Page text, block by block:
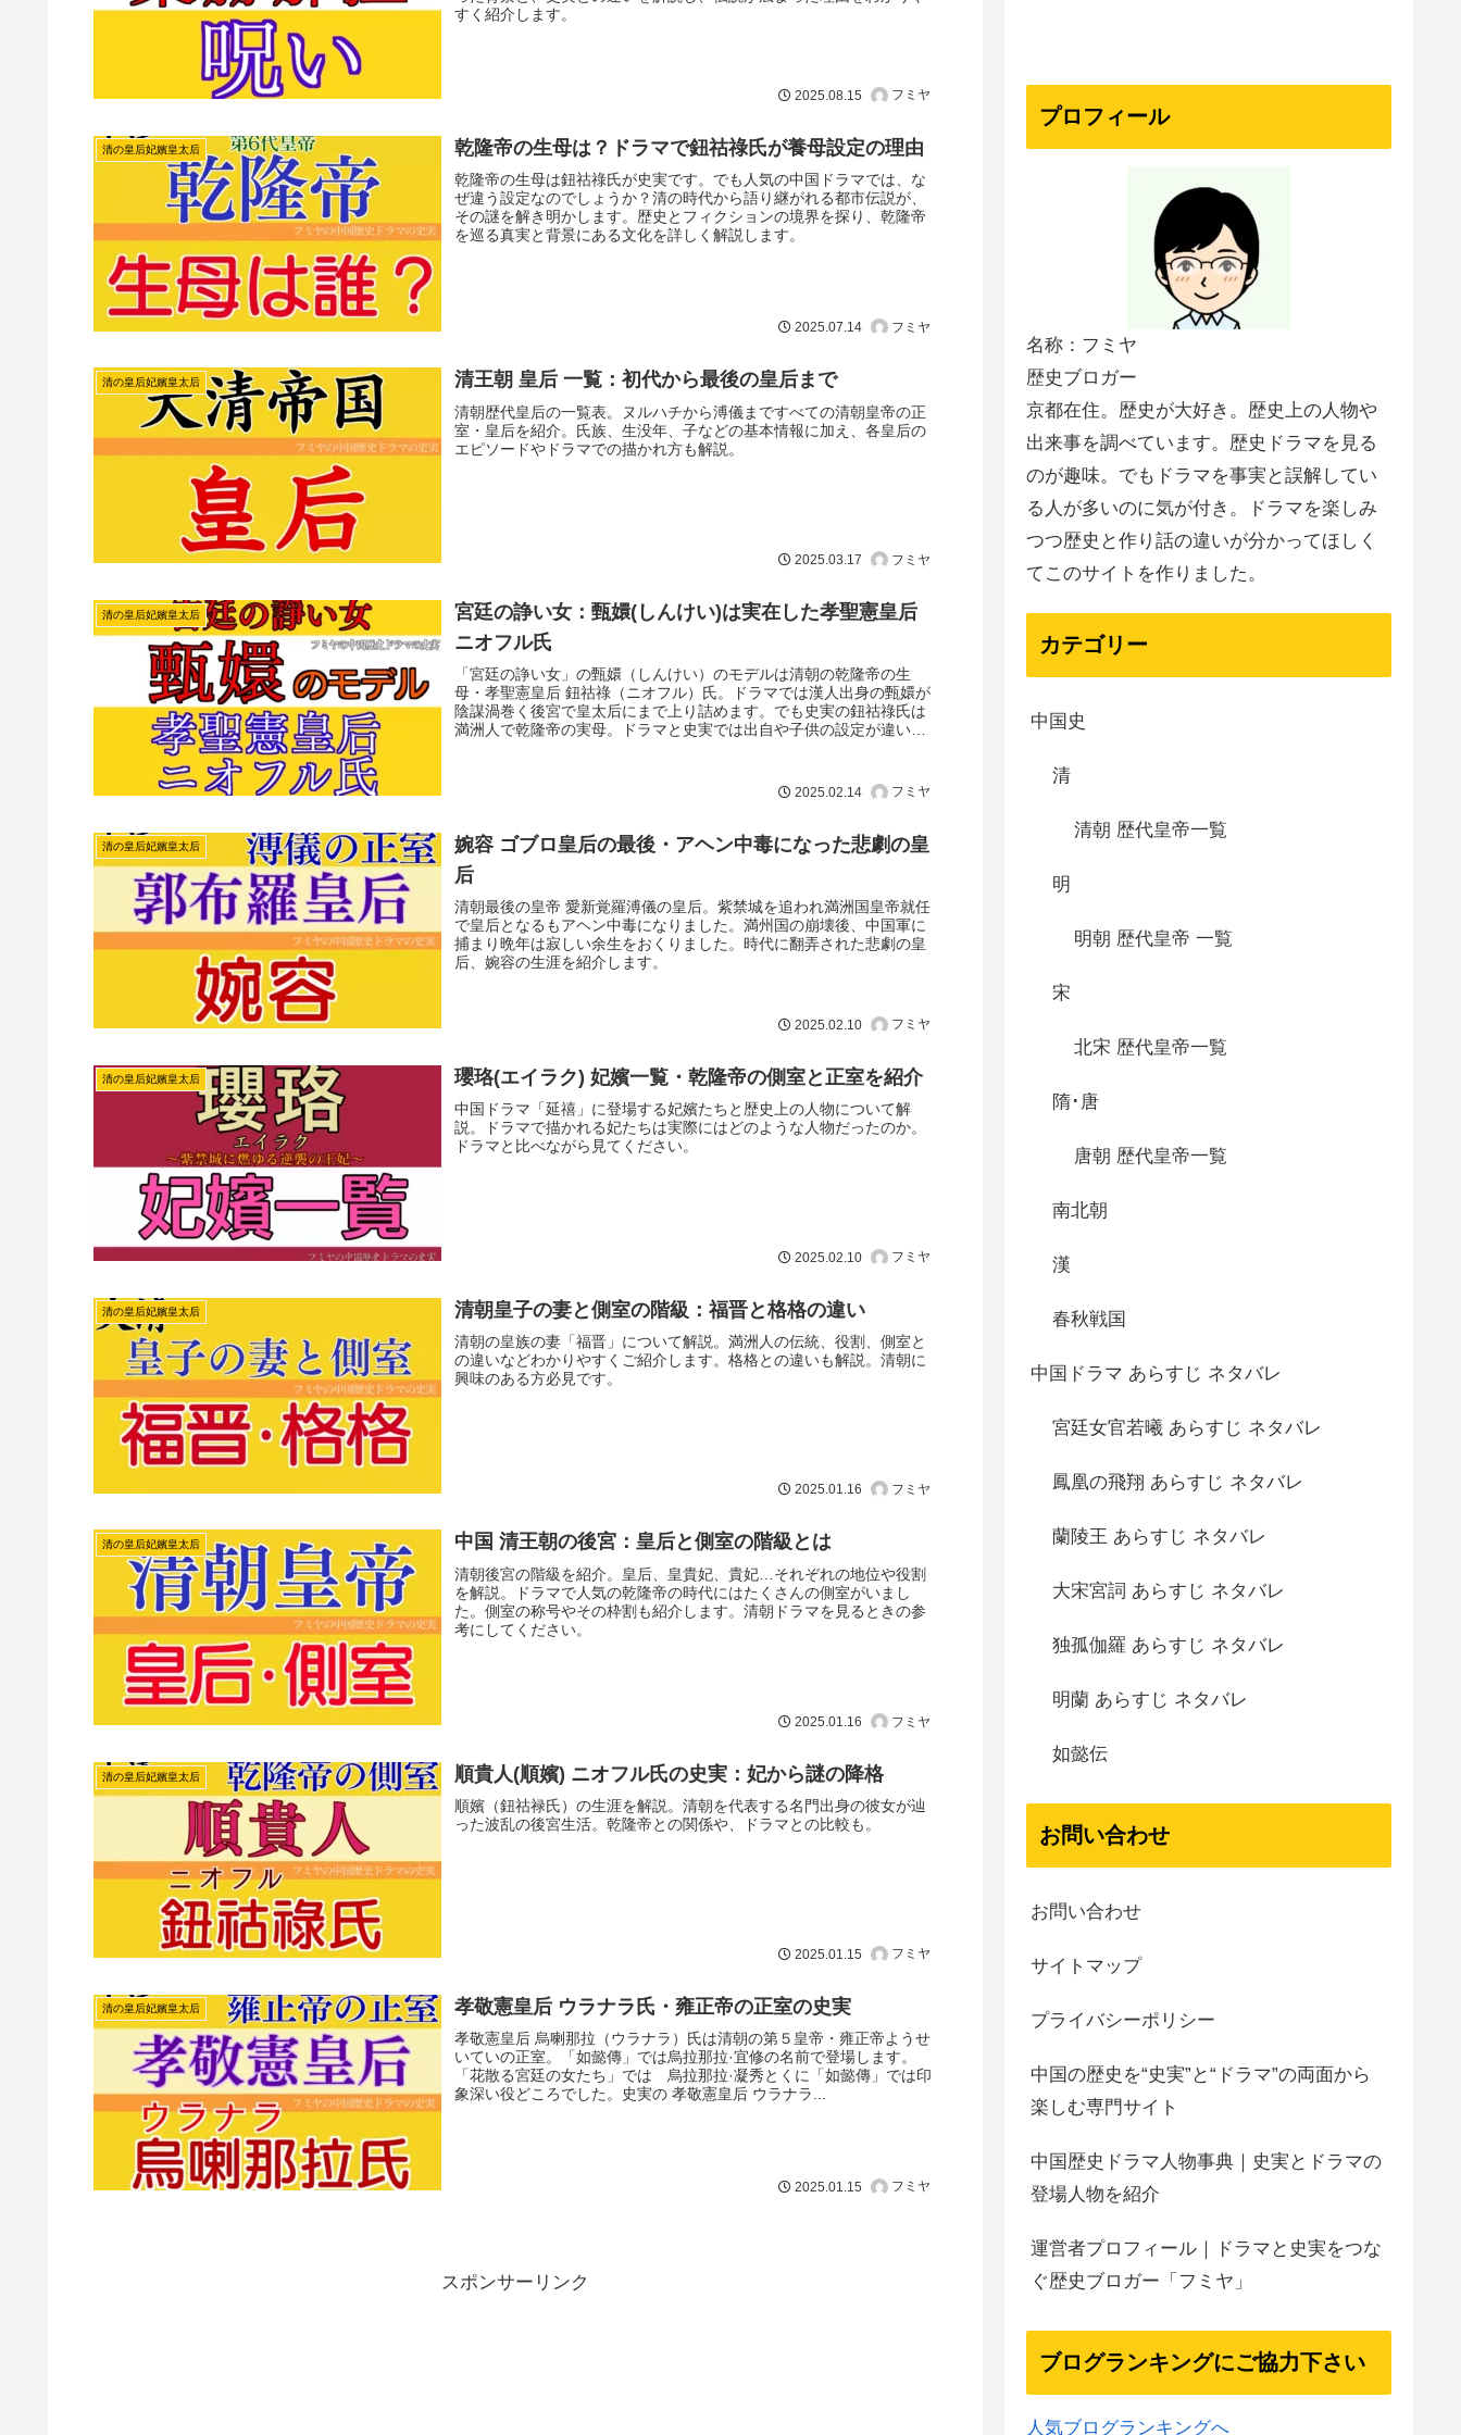
すく紹介します。
2025.08.15 フミヤ
清の皇后妃嬪皇太后 乾隆帝の生母は？ドラマで鈕祜祿氏が養母設定の理由
乾隆帝の生母は鈕祜祿氏が史実です。でも人気の中国ドラマでは、な
ぜ違う設定なのでしょうか？清の時代から語り継がれる都市伝説が、
その謎を解き明かします。歴史とフィクションの境界を探り、乾隆帝
を巡る真実と背景にある文化を詳しく解説します。
2025.07.14 フミヤ
清の皇后妃嬪皇太后 清王朝 皇后 一覧：初代から最後の皇后まで
清朝歴代皇后の一覧表。ヌルハチから溥儀まですべての清朝皇帝の正
室・皇后を紹介。氏族、生没年、子などの基本情報に加え、各皇后の
エピソードやドラマでの描かれ方も解説。
2025.03.17 フミヤ
清の皇后妃嬪皇太后
宮廷の諍い女：甄嬛(しんけい)は実在した孝聖憲皇后
ニオフル氏
「宮廷の諍い女」の甄嬛（しんけい）のモデルは清朝の乾隆帝の生
母・孝聖憲皇后 鈕祜祿（ニオフル）氏。ドラマでは漢人出身の甄嬛が
陰謀渦巻く後宮で皇太后にまで上り詰めます。でも史実の鈕祜祿氏は
満洲人で乾隆帝の実母。ドラマと史実では出自や子供の設定が違いま
2025.02.14 フミヤ
清の皇后妃嬪皇太后
婉容 ゴブロ皇后の最後・アヘン中毒になった悲劇の皇
后
清朝最後の皇帝 愛新覚羅溥儀の皇后。紫禁城を追われ満洲国皇帝就任
で皇后となるもアヘン中毒になりました。満州国の崩壊後、中国軍に
捕まり晩年は寂しい余生をおくりました。時代に翻弄された悲劇の皇
后、婉容の生涯を紹介します。
2025.02.10 フミヤ
清の皇后妃嬪皇太后 瓔珞(エイラク) 妃嬪一覧・乾隆帝の側室と正室を紹介
中国ドラマ「延禧」に登場する妃嬪たちと歴史上の人物について解
説。ドラマで描かれる妃たちは実際にはどのような人物だったのか。
ドラマと比べながら見てください。
2025.02.10 フミヤ
清の皇后妃嬪皇太后 清朝皇子の妻と側室の階級：福晋と格格の違い
清朝の皇族の妻「福晋」について解説。満洲人の伝統、役割、側室と
の違いなどわかりやすくご紹介します。格格との違いも解説。清朝に
興味のある方必見です。
2025.01.16 フミヤ
清の皇后妃嬪皇太后 中国 清王朝の後宮：皇后と側室の階級とは
清朝後宮の階級を紹介。皇后、皇貴妃、貴妃…それぞれの地位や役割
を解説。ドラマで人気の乾隆帝の時代にはたくさんの側室がいまし
た。側室の称号やその枠割も紹介します。清朝ドラマを見るときの参
考にしてください。
2025.01.16 フミヤ
清の皇后妃嬪皇太后 順貴人(順嬪) ニオフル氏の史実：妃から謎の降格
順嬪（鈕祜禄氏）の生涯を解説。清朝を代表する名門出身の彼女が辿
った波乱の後宮生活。乾隆帝との関係や、ドラマとの比較も。
2025.01.15 フミヤ
清の皇后妃嬪皇太后 孝敬憲皇后 ウラナラ氏・雍正帝の正室の史実
孝敬憲皇后 烏喇那拉（ウラナラ）氏は清朝の第５皇帝・雍正帝ようせ
いていの正室。「如懿傳」では烏拉那拉·宜修の名前で登場します。
「花散る宮廷の女たち」では 烏拉那拉·凝秀とくに「如懿傳」では印
象深い役どころでした。史実の 孝敬憲皇后 ウラナラ...
2025.01.15 フミヤ
スポンサーリンク
プロフィール
名称：フミヤ
歴史ブロガー
京都在住。歴史が大好き。歴史上の人物や
出来事を調べています。歴史ドラマを見る
のが趣味。でもドラマを事実と誤解してい
る人が多いのに気が付き。ドラマを楽しみ
つつ歴史と作り話の違いが分かってほしく
てこのサイトを作りました。
カテゴリー
中国史
清
清朝 歴代皇帝一覧
明
明朝 歴代皇帝 一覧
宋
北宋 歴代皇帝一覧
隋･唐
唐朝 歴代皇帝一覧
南北朝
漢
春秋戦国
中国ドラマ あらすじ ネタバレ
宮廷女官若曦 あらすじ ネタバレ
鳳凰の飛翔 あらすじ ネタバレ
蘭陵王 あらすじ ネタバレ
大宋宮詞 あらすじ ネタバレ
独孤伽羅 あらすじ ネタバレ
明蘭 あらすじ ネタバレ
如懿伝
お問い合わせ
お問い合わせ
サイトマップ
プライバシーポリシー
中国の歴史を“史実”と“ドラマ”の両面から
楽しむ専門サイト
中国歴史ドラマ人物事典｜史実とドラマの
登場人物を紹介
運営者プロフィール｜ドラマと史実をつな
ぐ歴史ブロガー「フミヤ」
ブログランキングにご協力下さい
人気ブログランキングへ